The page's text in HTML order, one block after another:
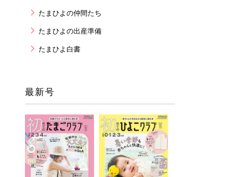
たまひよの仲間たち
たまひよの出産準備
たまひよ白書
最新号